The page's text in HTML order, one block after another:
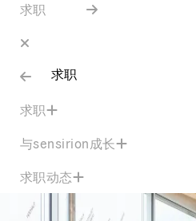
求职
求职
求职
与sensirion成长
求职动态